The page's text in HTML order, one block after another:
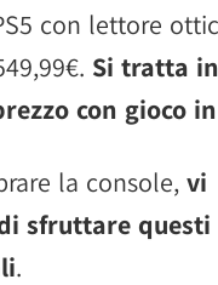
con lettore
Si tratta
con gioco
la console, vi
sfruttare questi
.